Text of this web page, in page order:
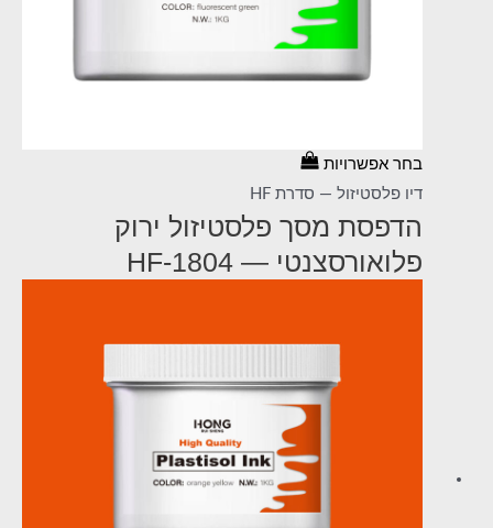
בחר אפשרויות
דיו פלסטיזול — סדרת HF
הדפסת מסך פלסטיזול ירוק
פלואורסצנטי — HF-1804